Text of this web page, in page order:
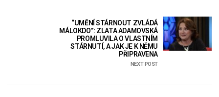
“UMĚNÍ STÁRNOUT ZVLÁDÁ
MÁLOKDO”: ZLATA ADAMOVSKÁ
PROMLUVILA O VLASTNÍM
STÁRNUTÍ, A JAK JE K NĚMU
PŘIPRAVENA
NEXT POST